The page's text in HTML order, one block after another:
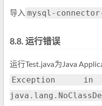
导入 mysql-
8.8. 运行错误
运行Test.java为Java
Exception